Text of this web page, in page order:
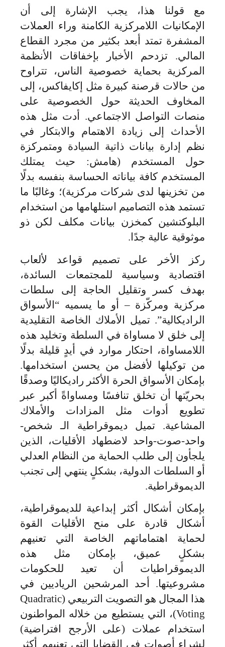
مع قولنا هذا، يجب الإشارة إلى أن
الإمكانيات اللامركزية الكامنة وراء العملات
المشفرة تمتد أبعد بكثير من مجرد القطاع
المالي. تزدحم الأخبار بإخفاقات الأنظمة
المركزية بحماية خصوصية الناس، تتراوح
من حالات قرصنة كبيرة مثل إكايفاكس، إلى
المخاوف الحديثة حول الخصوصية على
منصات التواصل الاجتماعي. أدت مثل هذه
الأحداث إلى زيادة الاهتمام والابتكار في
نظم إدارة بيانات ذاتية السيادة ومتمركزة
حول المستخدم (هامش: حيث يمتلك
المستخدم كافة بياناته الحساسة بنفسه بدلًا
من تخزينها لدى شركات مركزية)؛ وغالبًا ما
تستمد هذه التصاميم استلهامها من استخدام
البلوكتشين كمخزن بيانات مكلف لكن ذو
موثوقية عالية جدًا.
ركز الأخر على تصميم قواعد لألعاب
اقتصادية وسياسية للمجتمعات السائدة،
بهدف كسر وتقليل الحاجة إلى سلطات
مركزية ومركّزة – أو ما يسميه “الأسواق
الراديكالية”. تميل الأملاك الخاصة التقليدية
إلى خلق لا مساواة في السلطة وتخليد هذه
اللامساواة، احتكار موارد في أيدٍ قليلة بدلًا
من توكيلها لأفضل من يحسن استخدامها.
بإمكان الأسواق الحرة الأكثر راديكاليًا وصدقًا
بحريّتها أن تخلق تنافسًا ومساواةً أكبر عبر
تطويع أدوات مثل المزادات والأملاك
المشاعية. تميل ديموقراطية الـ شخص-
واحد-صوت-واحد لاضطهاد الأقليات، الذين
يلجأون إلى طلب الحماية من النظام العدلي
أو السلطات الدولية، بشكلٍ ينتهي إلى تجنب
الديموقراطية.
بإمكان أشكال أكثر إبداعية للديموقراطية،
أشكال قادرة على منح الأقليات القوة
لحماية اهتماماتهم الخاصة التي تعنيهم
بشكلٍ عميق، بإمكان مثل هذه
الديموقراطيات أن تعيد للحكومات
مشروعيتها. أحد المرشحين الرياديين في
هذا المجال هو التصويت التربيعي (Quadratic
Voting)، التي يستطيع من خلاله المواطنون
استخدام عملات (على الأرجح افتراضية)
لشراء أصوات في القضايا التي تعنيهم أكثر